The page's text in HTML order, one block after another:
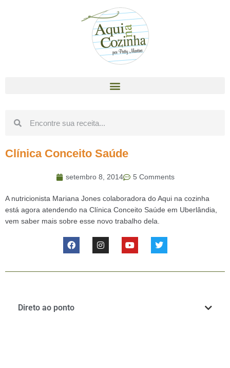
Clínica Conceito Saúde
setembro 8, 2014 5 Comments
A nutricionista Mariana Jones colaboradora do Aqui na cozinha
está agora atendendo na Clínica Conceito Saúde em Uberlândia,
vem saber mais sobre esse novo trabalho dela.
Direto ao ponto